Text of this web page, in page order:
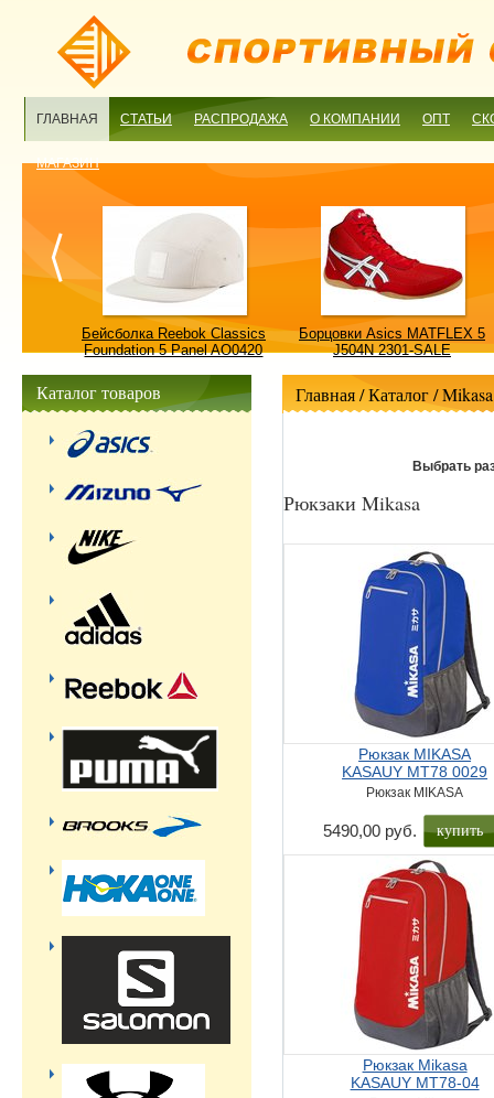
ГЛАВНАЯ СТАТЬИ РАСПРОДАЖА О КОМПАНИИ ОПТ
МАГАЗИН
Бейсболка Reebok Classics
Foundation 5 Panel AO0420
Борцовки Asics MATFLEX 5
J504N 2301-SALE
Главная/ Каталог /Mikasa
Выбрать
Рюкзаки Mikasa
Рюкзак MIKASA
KASAUY MT78 0029
Рюкзак MIKASA
5490,00 руб. купить
Рюкзак Mikasa
KASAUY MT78-04
Каталог товаров